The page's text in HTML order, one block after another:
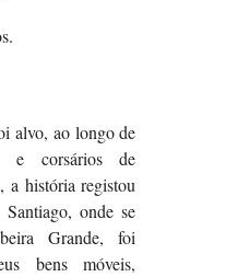
alvo, ao longo de
e corsários de
a história registou
onde se
Grande, foi
bens móveis,